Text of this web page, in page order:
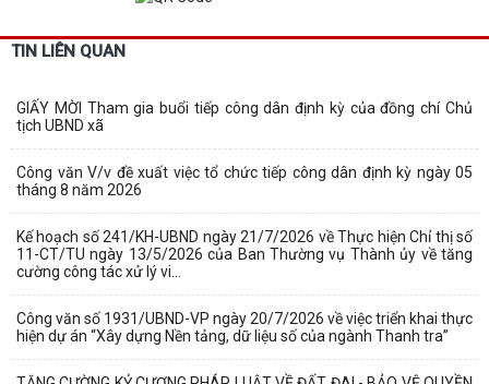
TIN LIÊN QUAN
GIẤY MỜI Tham gia buổi tiếp công dân định kỳ của đồng chí Chủ
tịch UBND xã
Công văn V/v đề xuất việc tổ chức tiếp công dân định kỳ ngày 05
tháng 8 năm 2026
Kế hoạch số 241/KH-UBND ngày 21/7/2026 về Thực hiện Chỉ thị số
11-CT/TU ngày 13/5/2026 của Ban Thường vụ Thành ủy về tăng
cường công tác xử lý vi...
Công văn số 1931/UBND-VP ngày 20/7/2026 về việc triển khai thực
hiện dự án “Xây dựng Nền tảng, dữ liệu số của ngành Thanh tra”